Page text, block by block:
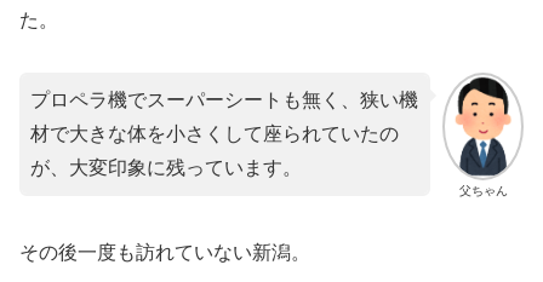
た。
父ちゃん
プロペラ機でスーパーシートも無く、狭い機
材で大きな体を小さくして座られていたの
が、大変印象に残っています。
その後一度も訪れていない新潟。